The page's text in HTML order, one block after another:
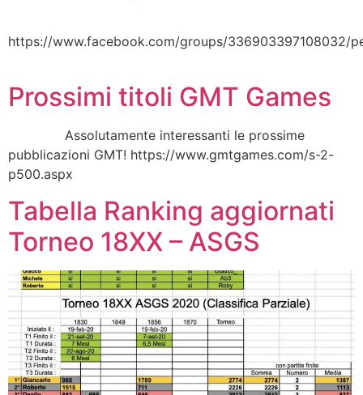
https://www.facebook.com/groups/336903397108032/
Prossimi titoli GMT Games
Assolutamente interessanti le prossime
pubblicazioni GMT! https://www.gmtgames.com/s-2-
p500.aspx
Tabella Ranking aggiornati
Torneo 18XX – ASGS